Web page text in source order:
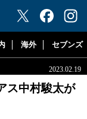
ビーリパブリック"
海外 セブンズ
2023.02.19
ス中村駿太が